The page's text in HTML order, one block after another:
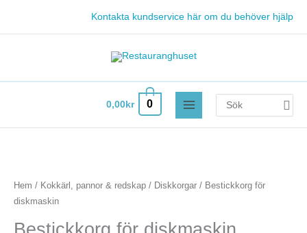
Kontakta kundservice här om du behöver hjälp
0,00kr 0
for:
Hem / Kokkärl, pannor & redskap / Diskkorgar / Bestickkorg för
diskmaskin
diskmaskin
mängd